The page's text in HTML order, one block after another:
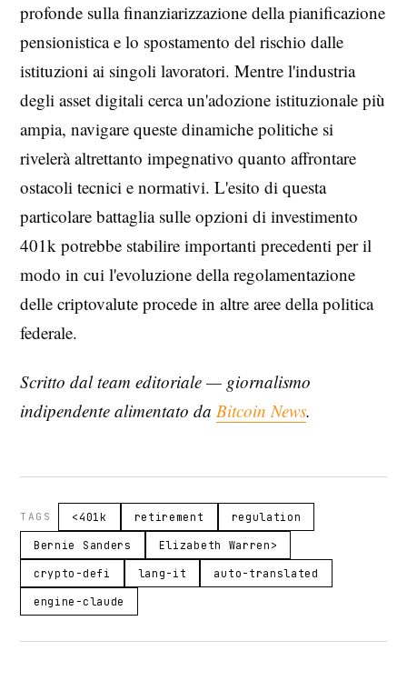
profonde sulla finanziarizzazione della pianificazione
pensionistica e lo spostamento del rischio dalle
istituzioni ai singoli lavoratori. Mentre l'industria
degli asset digitali cerca un'adozione istituzionale più
ampia, navigare queste dinamiche politiche si
rivelerà altrettanto impegnativo quanto affrontare
ostacoli tecnici e normativi. L'esito di questa
particolare battaglia sulle opzioni di investimento
401k potrebbe stabilire importanti precedenti per il
modo in cui l'evoluzione della regolamentazione
delle criptovalute procede in altre aree della politica
federale.
Scritto dal team editoriale — giornalismo
indipendente alimentato da Bitcoin News.
TAGS <401k retirement regulation
Bernie Sanders Elizabeth Warren>
crypto-defi lang-it auto-translated
engine-claude